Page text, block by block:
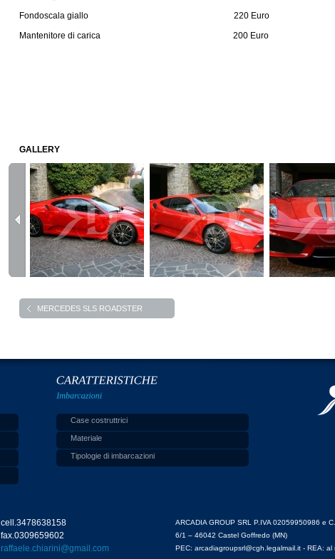
Fondoscala giallo 220 Euro
Mantenitore di carica 200 Euro
GALLERY
MERCEDES SLS ROADSTER
Case costruttrici
Materiale
Tipologie di imbarcazioni
cell.3478638158
fax.0309659602
raffaele.chiarini@gmail.com
ARCADIA GROUP SRL P.IVA 02059950986 e
6/1 – 46042 Castel Goffredo (MN)
PEC: arcadiagroupsrl@cgh.legalmail.it - REA: al